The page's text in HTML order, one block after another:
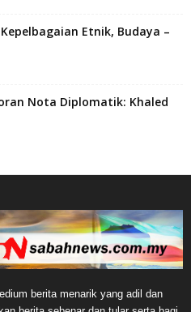
Etnik, Budaya –
Nota Diplomatik: Khaled
berita menarik yang adil dan